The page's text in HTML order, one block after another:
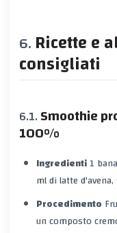
Ricette e
consigliati
Smoothie
100%
Ingredienti1
ml di latte
Procedimento
un composto